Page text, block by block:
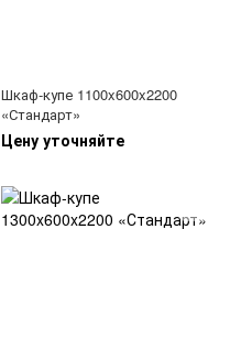
Шкаф-купе 1100x600x2200
«Стандарт»
Цену уточняйте